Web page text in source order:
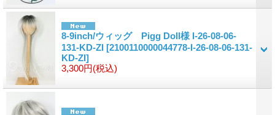
8-9inch/ウィッグ Pigg Doll様 I-26-08-06-
131-KD-ZI [2100110000044778-I-26-08-06-131-
KD-ZI]
3,300円(税込)